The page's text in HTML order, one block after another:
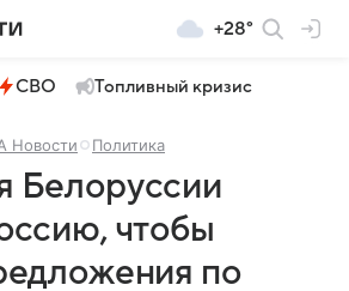
+28°
СВО Топливный кризис
Новости Политика
Белоруссии
чтобы
по